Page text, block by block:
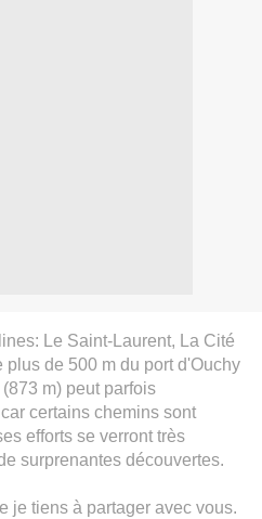
Le Saint-Laurent, La Cité
de 500 m du port d'Ouchy
m) peut parfois
certains chemins sont
efforts se verront très
surprenantes découvertes.
je tiens à partager avec vous.